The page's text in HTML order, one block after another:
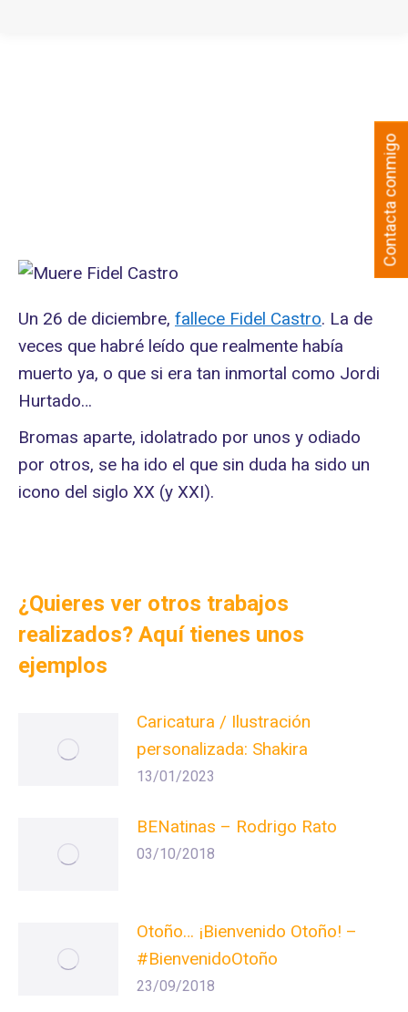
Un 26 de diciembre, fallece Fidel Castro. La de
veces que habré leído que realmente había
muerto ya, o que si era tan inmortal como Jordi
Hurtado…
Bromas aparte, idolatrado por unos y odiado
por otros, se ha ido el que sin duda ha sido un
icono del siglo XX (y XXI).
¿Quieres ver otros trabajos
realizados? Aquí tienes unos
ejemplos
Caricatura / Ilustración
personalizada: Shakira
13/01/2023
BENatinas – Rodrigo Rato
03/10/2018
Otoño… ¡Bienvenido Otoño! –
#BienvenidoOtoño
23/09/2018
Contacta conmigo